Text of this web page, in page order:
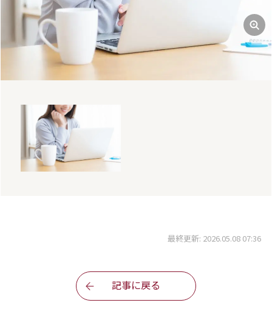
最終更新: 2026.05.08 07:36
記事に戻る